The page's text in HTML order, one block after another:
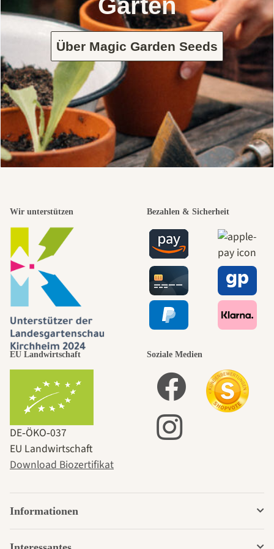
Garten
Über Magic Garden Seeds
Wir unterstützen Bezahlen & Sicherheit
EU Landwirtschaft
DE‑ÖKO‑037
EU Landwirtschaft
Download Biozertifikat
Soziale Medien
Informationen